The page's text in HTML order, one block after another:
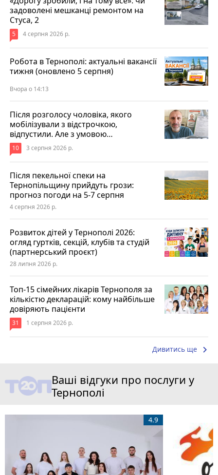
задоволені мешканці ремонтом на
Стуса, 2
5 4 серпня 2026 р.
Робота в Тернополі: актуальні вакансії
тижня (оновлено 5 серпня)
Вчора о 14:13
Після розголосу чоловіка, якого
мобілізували з відстрочкою,
відпустили. Але з умовою…
10 3 серпня 2026 р.
Після пекельної спеки на
Тернопільщину прийдуть грози:
прогноз погоди на 5-7 серпня
4 серпня 2026 р.
Розвиток дітей у Тернополі 2026:
огляд гуртків, секцій, клубів та студій
(партнерський проєкт)
28 липня 2026 р.
Топ-15 сімейних лікарів Тернополя за
кількістю декларацій: кому найбільше
довіряють пацієнти
31 1 серпня 2026 р.
Дивитись ще keyboard_arrow_right
Ваші відгуки про послуги у
Тернополі
4.9